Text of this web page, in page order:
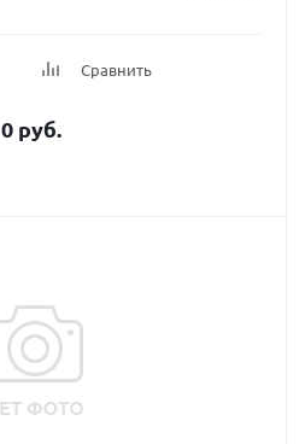
Сравнить
0 руб.